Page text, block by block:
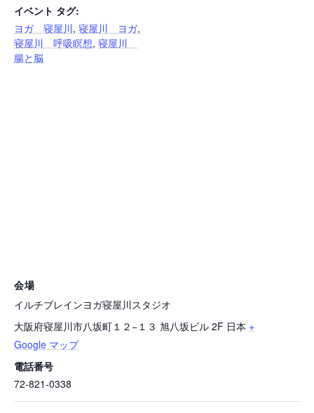
イベント タグ:
ヨガ 寝屋川, 寝屋川 ヨガ,
寝屋川 呼吸瞑想, 寝屋川
腸と脳
会場
イルチブレインヨガ寝屋川スタジオ
大阪府寝屋川市八坂町１２−１３ 旭八坂ビル 2F 日本 +
Google マップ
電話番号
72-821-0338